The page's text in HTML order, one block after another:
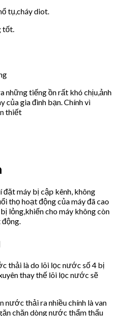
tụ,cháy diot.
tốt.
những tiếng ồn rất khó chịu,ảnh
của gia đình bạn. Chính vì
thiết
máy bị cập kênh, không
thọ hoạt động của máy đã cao
lỏng,khiến cho máy không còn
thải là do lõi lọc nước số 4 bị
thay thế lõi lọc nước sẽ
nước thải ra nhiều chính là van
chặn dòng nước thẩm thấu